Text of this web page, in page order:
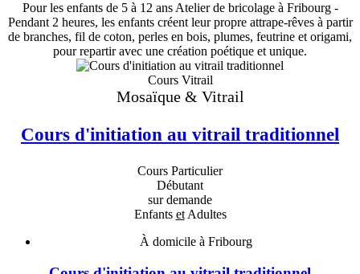
Pour les enfants de 5 à 12 ans Atelier de bricolage à Fribourg -
Pendant 2 heures, les enfants créent leur propre attrape-rêves à partir
de branches, fil de coton, perles en bois, plumes, feutrine et origami,
pour repartir avec une création poétique et unique.
Cours Vitrail
Mosaïque & Vitrail
Cours d'initiation au vitrail traditionnel
Cours Particulier
Débutant
sur demande
Enfants etAdultes
À domicile à Fribourg